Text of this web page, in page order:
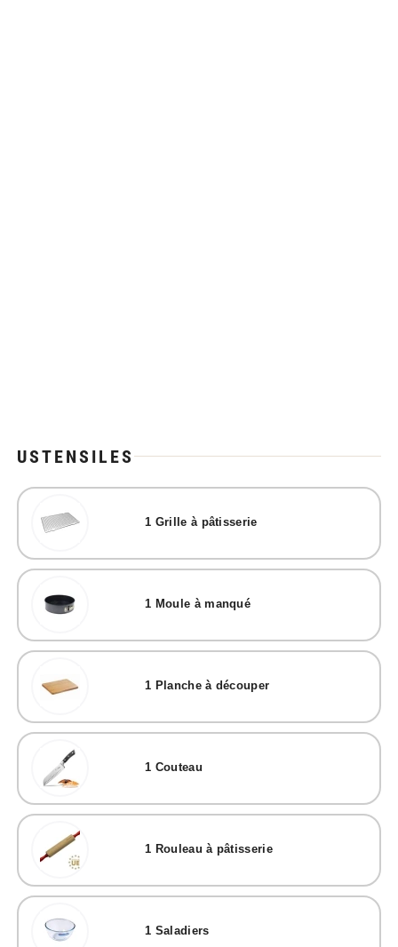
USTENSILES
1 Grille à pâtisserie
1 Moule à manqué
1 Planche à découper
1 Couteau
1 Rouleau à pâtisserie
1 Saladiers